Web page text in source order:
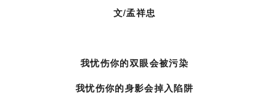
文/孟祥忠
我忧伤你的双眼会被污染
我忧伤你的身影会掉入陷阱